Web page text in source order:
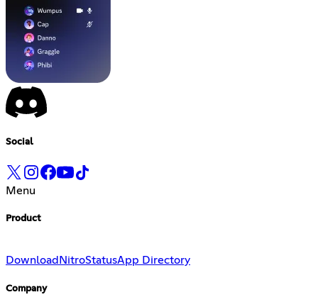
Social
Menu
Product
Download NitroStatusApp Directory
Company